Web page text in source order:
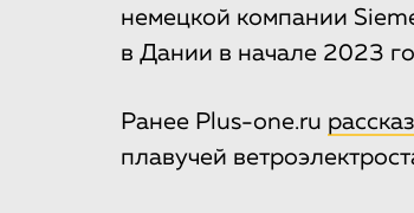
немецкой компании
в Дании в начале 2023
Ранее Plus-one.ru
плавучей